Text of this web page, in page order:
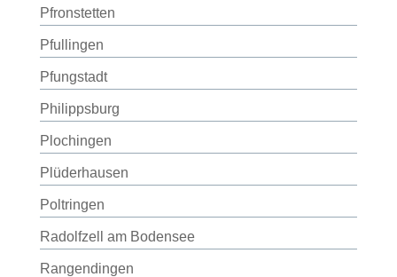
Pfronstetten
Pfullingen
Pfungstadt
Philippsburg
Plochingen
Plüderhausen
Poltringen
Radolfzell am Bodensee
Rangendingen